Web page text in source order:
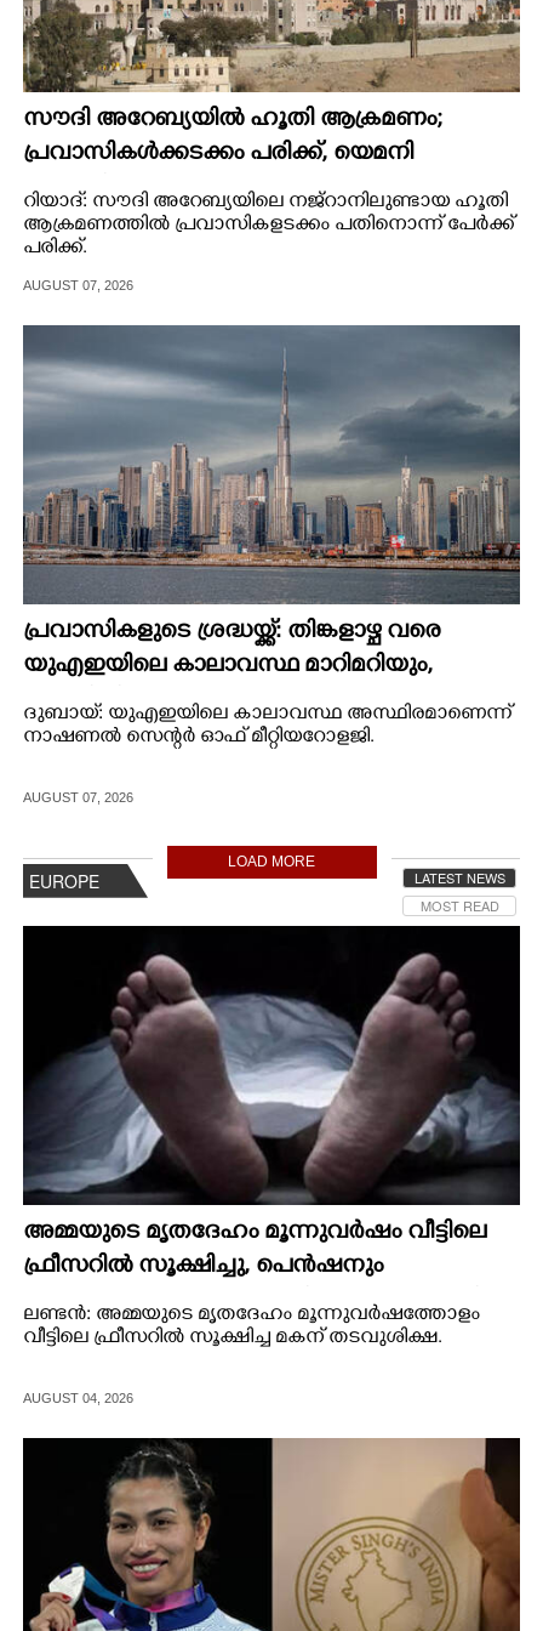
സൗദി അറേബ്യയിൽ ഹൂതി ആക്രമണം;
പ്രവാസികൾക്കടക്കം പരിക്ക്, യെമനി
സൈനികർ കൊല്ലപ്പെട്ടു
റിയാദ്: സൗദി അറേബ്യയിലെ നജ്റാനിലുണ്ടായ ഹൂതി
ആക്രമണത്തിൽ പ്രവാസികളടക്കം പതിനൊന്ന് പേർക്ക്
പരിക്ക്.
AUGUST 07, 2026
പ്രവാസികളുടെ ശ്രദ്ധയ്ക്ക്: തിങ്കളാഴ്ച വരെ
യുഎഇയിലെ കാലാവസ്ഥ മാറിമറിയും,
മുന്നറിയിപ്പ്
ദുബായ്: യുഎഇയിലെ കാലാവസ്ഥ അസ്ഥിരമാണെന്ന്
നാഷണൽ സെന്റർ ഓഫ് മീറ്റിയറോളജി.
AUGUST 07, 2026
LOAD MORE
EUROPE
LATEST NEWS
MOST READ
അമ്മയുടെ മൃതദേഹം മൂന്നുവർഷം വീട്ടിലെ
ഫ്രീസറിൽ സൂക്ഷിച്ചു, പെൻഷനും
ആനുകൂല്യങ്ങളും കൈപ്പറ്റി; മകന് തടവുശിക്ഷ
ലണ്ടൻ: അമ്മയുടെ മൃതദേഹം മൂന്നുവർഷത്തോളം
വീട്ടിലെ ഫ്രീസറിൽ സൂക്ഷിച്ച മകന് തടവുശിക്ഷ.
AUGUST 04, 2026